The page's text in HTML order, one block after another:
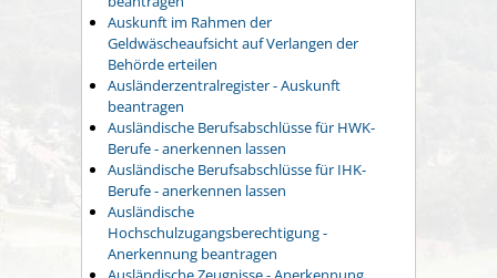
Auskunft im Rahmen der
Geldwäscheaufsicht auf Verlangen der
Behörde erteilen
Ausländerzentralregister - Auskunft
beantragen
Ausländische Berufsabschlüsse für HWK-
Berufe - anerkennen lassen
Ausländische Berufsabschlüsse für IHK-
Berufe - anerkennen lassen
Ausländische
Hochschulzugangsberechtigung -
Anerkennung beantragen